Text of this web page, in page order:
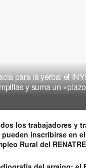
para la yerba: el
y suma un
los trabajadores y
pueden inscribirse en
Rural del RENATRE